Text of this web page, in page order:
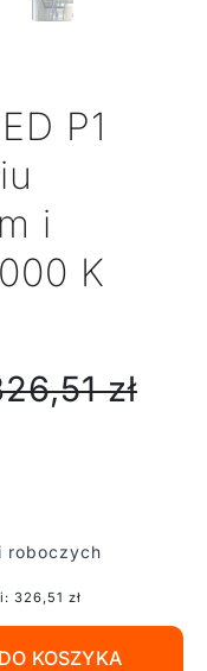
P1
i
K
zł
roboczych
326,51 zł
DO KOSZYKA